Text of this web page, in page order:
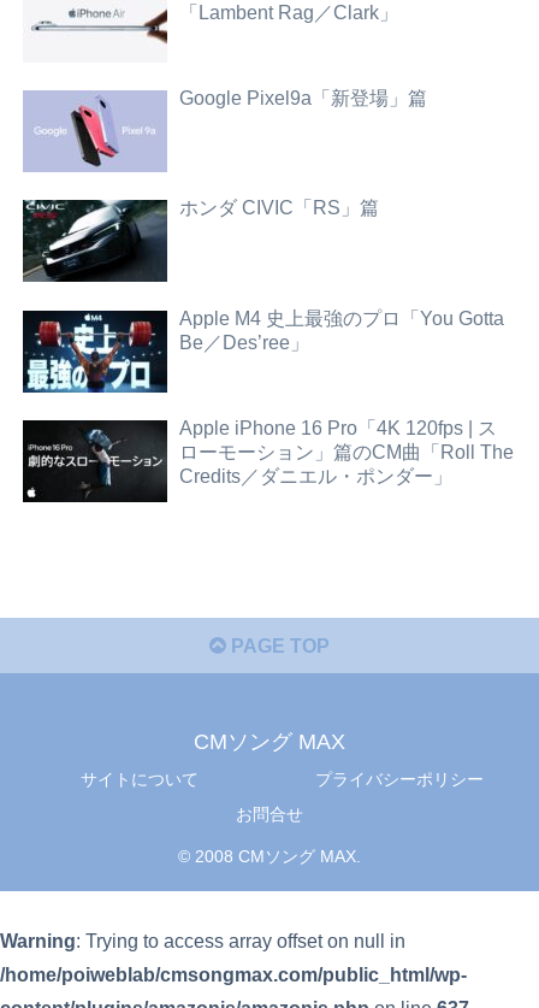
「Lambent Rag／Clark」
Google Pixel9a「新登場」篇
ホンダ CIVIC「RS」篇
Apple M4 史上最強のプロ「You Gotta
Be／Des’ree」
Apple iPhone 16 Pro「4K 120fps | ス
ローモーション」篇のCM曲「Roll The
Credits／ダニエル・ポンダー」
PAGE TOP
CMソング MAX
サイトについて
プライバシーポリシー
お問合せ
© 2008 CMソング MAX.
Warning: Trying to access array offset on null in
/home/poiweblab/cmsongmax.com/public_html/wp-